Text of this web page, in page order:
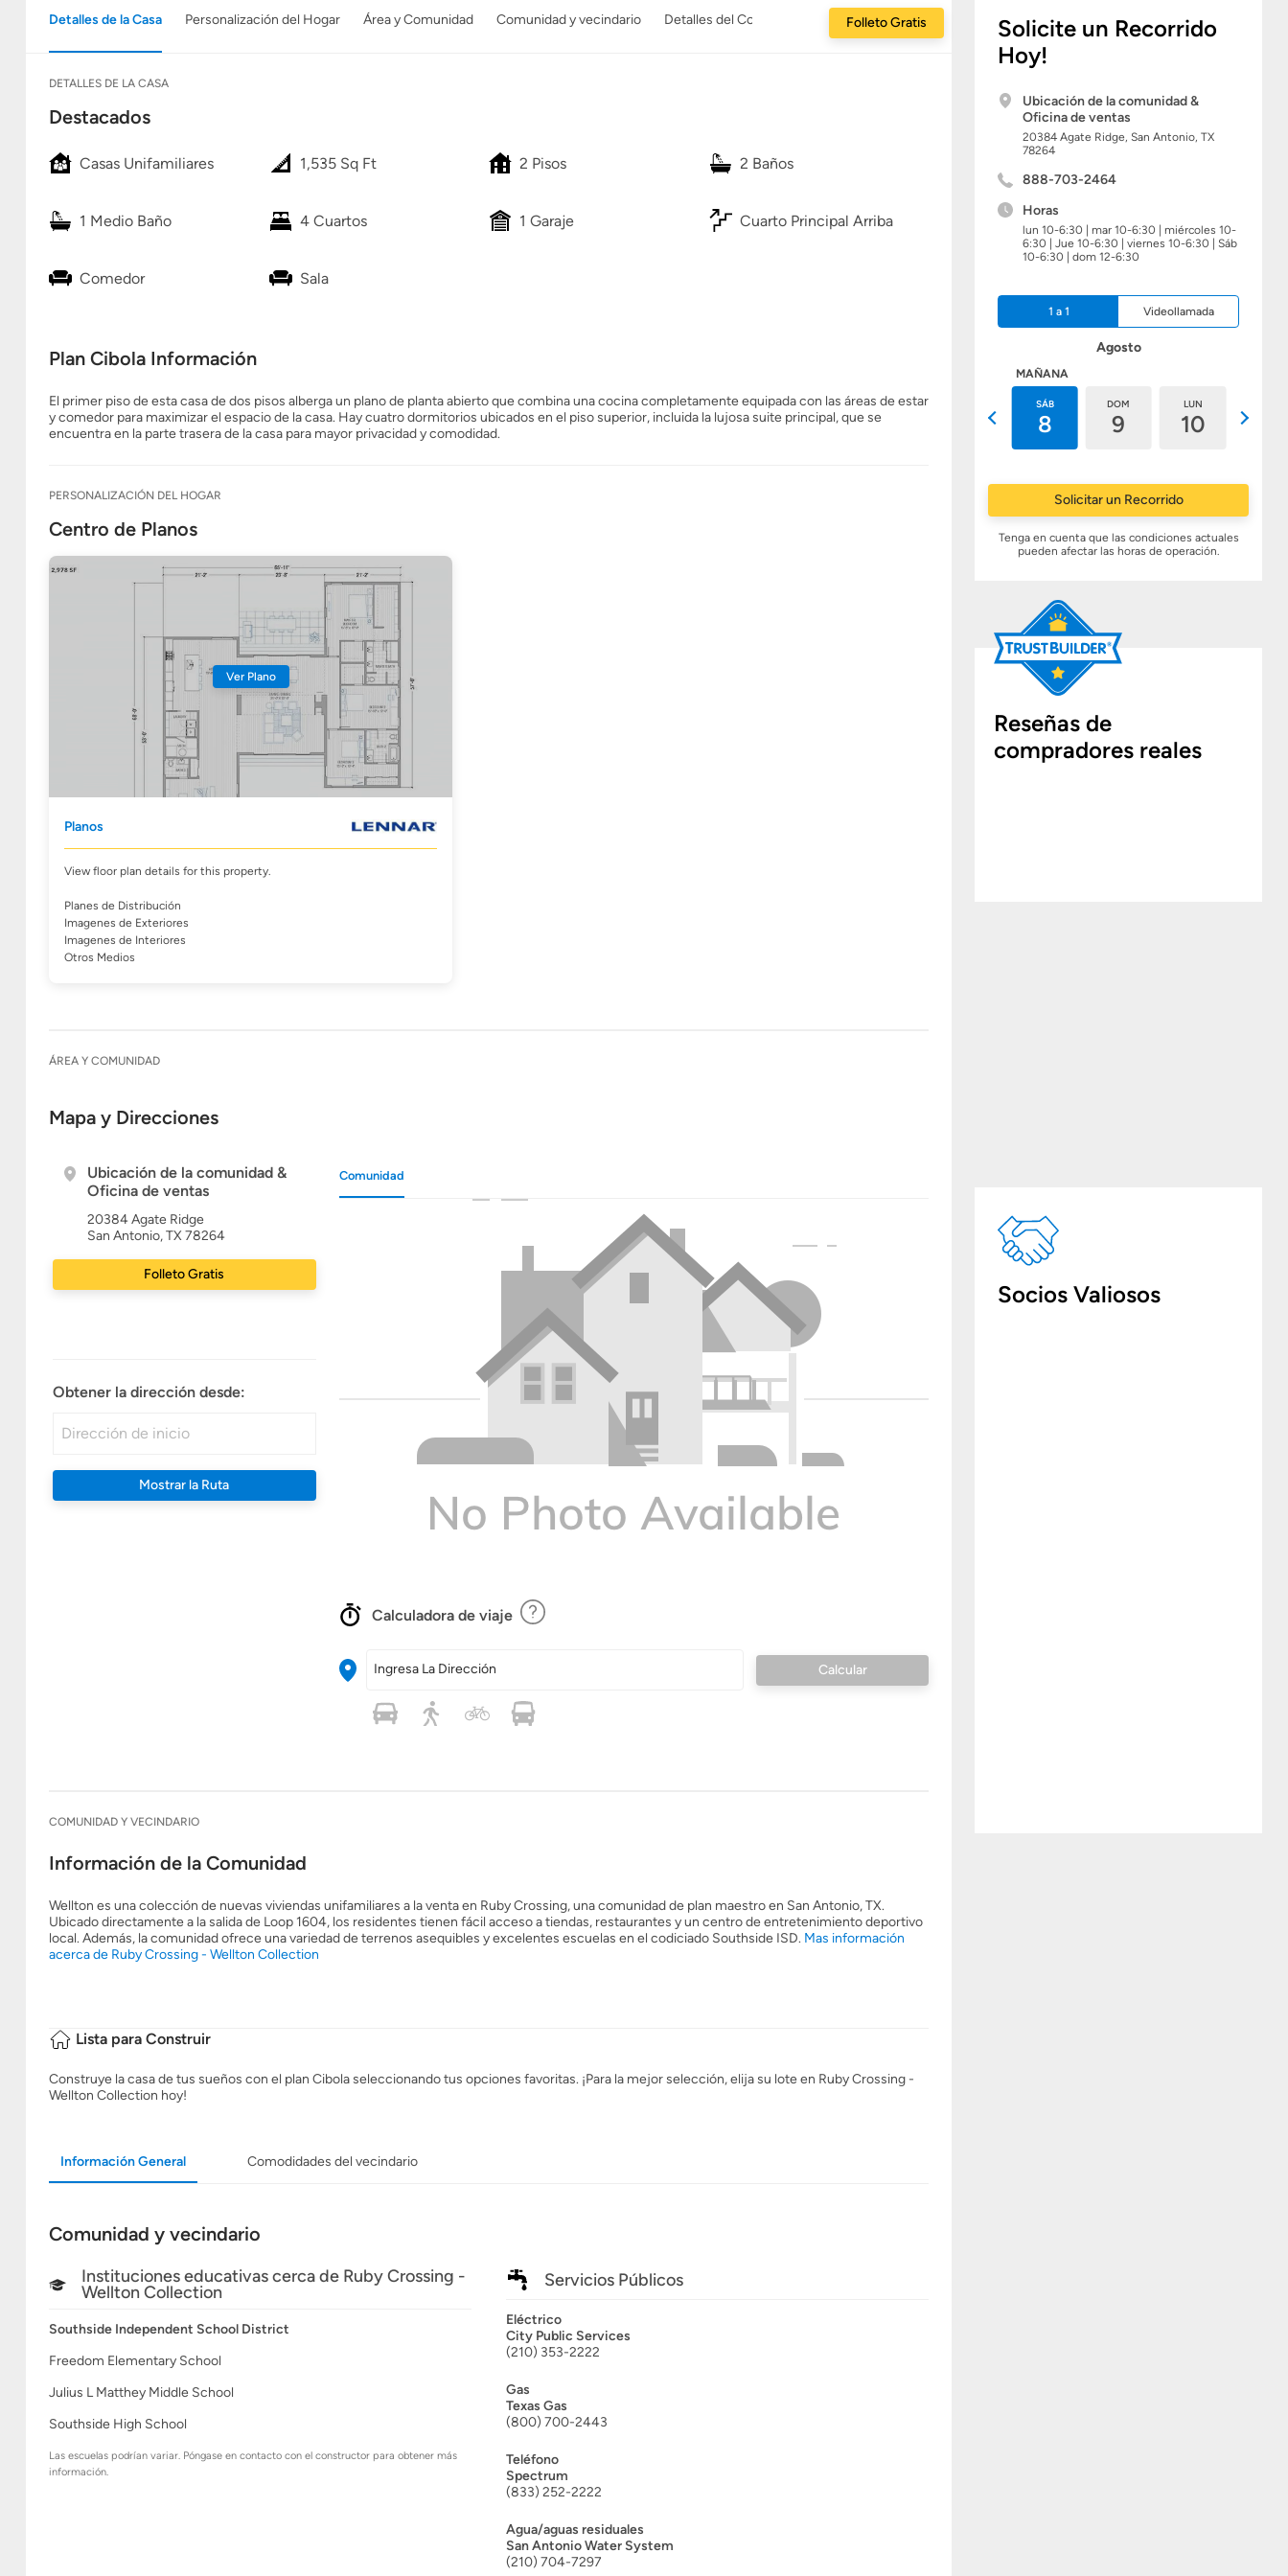
Solicite un Recorrido
Hoy!
Ubicación de la comunidad &
Oficina de ventas
20384 Agate Ridge, San Antonio, TX
78264
888-703-2464
Horas
lun 10-6:30 | mar 10-6:30 | miércoles 10-
6:30 | Jue 10-6:30 | viernes 10-6:30 | Sáb
10-6:30 | dom 12-6:30
1 a 1 Videollamada
Agosto
MAÑANA
SÁB
8
DOM
9
LUN
10
Solicitar un Recorrido
Tenga en cuenta que las condiciones actuales
pueden afectar las horas de operación.
Reseñas de
compradores reales
Socios Valiosos
Detalles de la Casa Personalización del Hogar Área y Comunidad Comunidad y vecindario Detalles del Constructor Folleto Gratis
DETALLES DE LA CASA
Destacados
Casas Unifamiliares 1,535 Sq Ft 2 Pisos 2 Baños
1 Medio Baño 4 Cuartos 1 Garaje Cuarto Principal Arriba
Comedor Sala
Plan Cibola Información
El primer piso de esta casa de dos pisos alberga un plano de planta abierto que combina una cocina completamente equipada con las áreas de estar
y comedor para maximizar el espacio de la casa. Hay cuatro dormitorios ubicados en el piso superior, incluida la lujosa suite principal, que se
encuentra en la parte trasera de la casa para mayor privacidad y comodidad.
PERSONALIZACIÓN DEL HOGAR
Centro de Planos
Ver Plano
Planos
View floor plan details for this property.
Planes de Distribución
Imagenes de Exteriores
Imagenes de Interiores
Otros Medios
ÁREA Y COMUNIDAD
Mapa y Direcciones
Ubicación de la comunidad &
Oficina de ventas
20384 Agate Ridge
San Antonio, TX 78264
Folleto Gratis
Obtener la dirección desde:
Mostrar la Ruta
Comunidad
Calculadora de viaje
Ingresa La Dirección
COMUNIDAD Y VECINDARIO
Información de la Comunidad
Wellton es una colección de nuevas viviendas unifamiliares a la venta en Ruby Crossing, una comunidad de plan maestro en San Antonio, TX.
Ubicado directamente a la salida de Loop 1604, los residentes tienen fácil acceso a tiendas, restaurantes y un centro de entretenimiento deportivo
local. Además, la comunidad ofrece una variedad de terrenos asequibles y excelentes escuelas en el codiciado Southside ISD. Mas información
acerca de Ruby Crossing - Wellton Collection
Lista para Construir
Construye la casa de tus sueños con el plan Cibola seleccionando tus opciones favoritas. ¡Para la mejor selección, elija su lote en Ruby Crossing -
Wellton Collection hoy!
Información General Comodidades del vecindario
Comunidad y vecindario
Instituciones educativas cerca de Ruby Crossing -
Wellton Collection
Southside Independent School District
Freedom Elementary School
Julius L Matthey Middle School
Southside High School
Las escuelas podrían variar. Póngase en contacto con el constructor para obtener más
información.
Servicios Públicos
Eléctrico
City Public Services
(210) 353-2222
Gas
Texas Gas
(800) 700-2443
Teléfono
Spectrum
(833) 252-2222
Agua/aguas residuales
San Antonio Water System
(210) 704-7297